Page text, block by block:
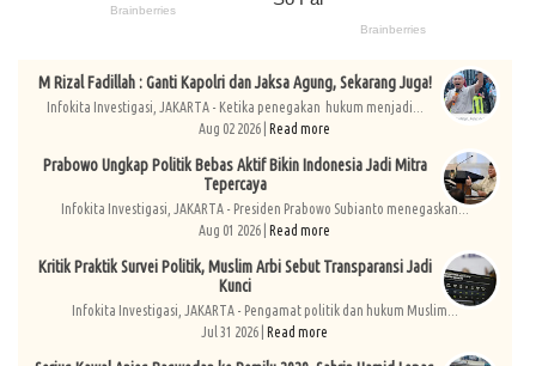
M Rizal Fadillah : Ganti Kapolri dan Jaksa Agung, Sekarang Juga!
Infokita Investigasi, JAKARTA - Ketika penegakan hukum menjadi...
Aug 02 2026 | Read more
Prabowo Ungkap Politik Bebas Aktif Bikin Indonesia Jadi Mitra
Tepercaya
Infokita Investigasi, JAKARTA - Presiden Prabowo Subianto menegaskan...
Aug 01 2026 | Read more
Kritik Praktik Survei Politik, Muslim Arbi Sebut Transparansi Jadi
Kunci
Infokita Investigasi, JAKARTA - Pengamat politik dan hukum Muslim...
Jul 31 2026 | Read more